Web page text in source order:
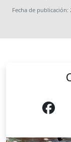
Fecha de publicación: